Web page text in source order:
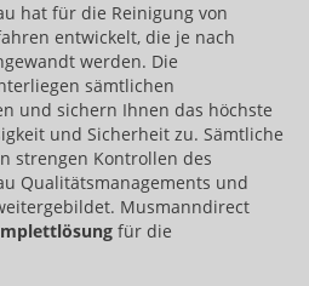
hat für die Reinigung von
entwickelt, die je nach
werden. Die
sämtlichen
und sichern Ihnen das höchste
und Sicherheit zu. Sämtliche
strengen Kontrollen des
Qualitätsmanagements und
Musmanndirect
für die